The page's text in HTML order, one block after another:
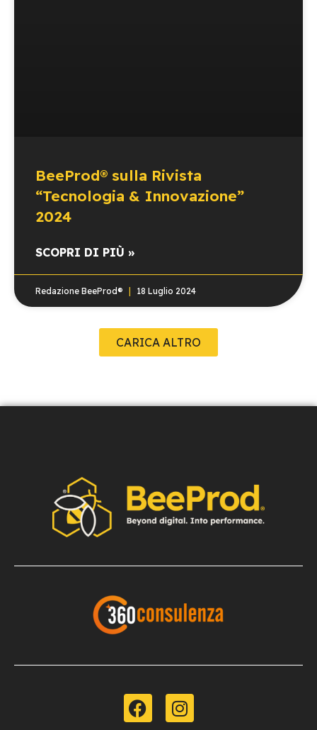
BeeProd® sulla Rivista
“Tecnologia & Innovazione”
2024
SCOPRI DI PIÙ »
Redazione BeeProd® 18 Luglio 2024
CARICA ALTRO